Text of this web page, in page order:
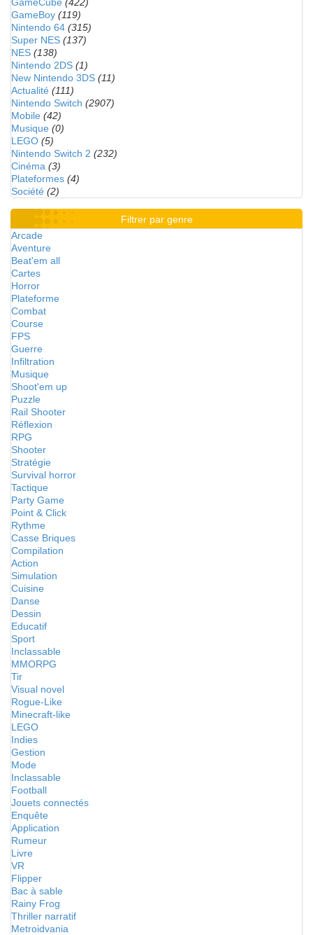
GameBoy (119)
Nintendo 64 (315)
Super NES (137)
NES (138)
Nintendo 2DS (1)
New Nintendo 3DS (11)
Actualité (111)
Nintendo Switch (2907)
Mobile (42)
Musique (0)
LEGO (5)
Nintendo Switch 2 (232)
Cinéma (3)
Plateformes (4)
Société (2)
Filtrer par genre
Arcade
Aventure
Beat'em all
Cartes
Horror
Plateforme
Combat
Course
FPS
Guerre
Infiltration
Musique
Shoot'em up
Puzzle
Rail Shooter
Réflexion
RPG
Shooter
Stratégie
Survival horror
Tactique
Party Game
Point & Click
Rythme
Casse Briques
Compilation
Action
Simulation
Cuisine
Danse
Dessin
Educatif
Sport
Inclassable
MMORPG
Tir
Visual novel
Rogue-Like
Minecraft-like
LEGO
Indies
Gestion
Mode
Inclassable
Football
Jouets connectés
Enquête
Application
Rumeur
Livre
VR
Flipper
Bac à sable
Rainy Frog
Thriller narratif
Metroidvania